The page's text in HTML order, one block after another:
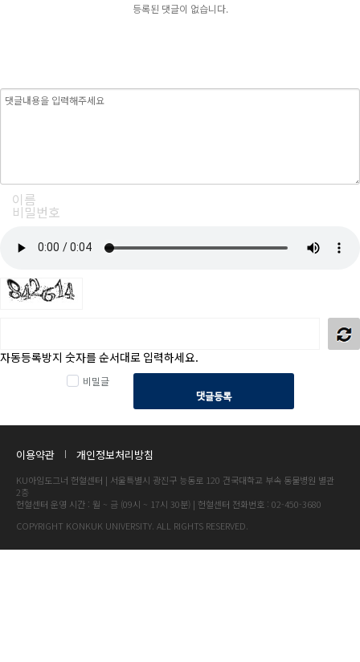
등록된 댓글이 없습니다.
자동등록방지 숫자를 순서대로 입력하세요.
비밀글
댓글등록
이용약관 개인정보처리방침
KU아임도그너 헌혈센터 | 서울특별시 광진구 능동로 120 건국대학교 부속 동물병원 별관
2층
헌혈센터 운영 시간 : 월 ~ 금 (09시 ~ 17시 30분) | 헌혈센터 전화번호 : 02-450-3680
COPYRIGHT KONKUK UNIVERSITY. ALL RIGHTS RESERVED.